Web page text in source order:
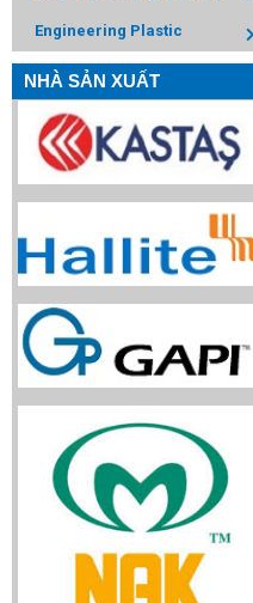
Engineering Plastic
NHÀ SẢN XUẤT